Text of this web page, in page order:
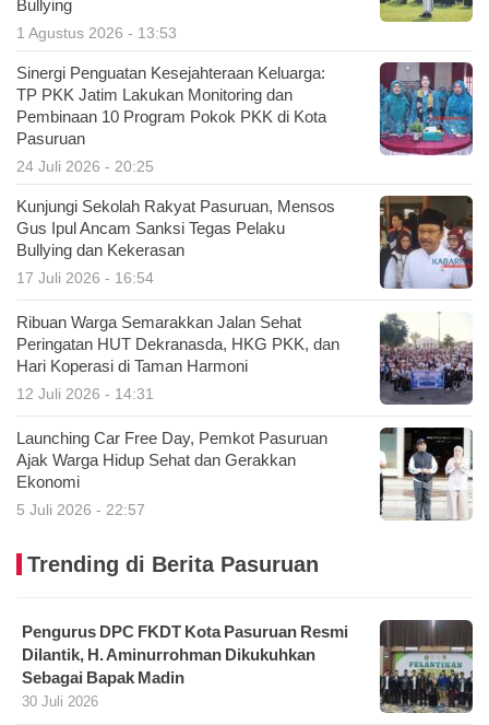
Bullying
1 Agustus 2026 - 13:53
Sinergi Penguatan Kesejahteraan Keluarga:
TP PKK Jatim Lakukan Monitoring dan
Pembinaan 10 Program Pokok PKK di Kota
Pasuruan
24 Juli 2026 - 20:25
Kunjungi Sekolah Rakyat Pasuruan, Mensos
Gus Ipul Ancam Sanksi Tegas Pelaku
Bullying dan Kekerasan
17 Juli 2026 - 16:54
Ribuan Warga Semarakkan Jalan Sehat
Peringatan HUT Dekranasda, HKG PKK, dan
Hari Koperasi di Taman Harmoni
12 Juli 2026 - 14:31
Launching Car Free Day, Pemkot Pasuruan
Ajak Warga Hidup Sehat dan Gerakkan
Ekonomi
5 Juli 2026 - 22:57
Trending di Berita Pasuruan
Pengurus DPC FKDT Kota Pasuruan Resmi
Dilantik, H. Aminurrohman Dikukuhkan
Sebagai Bapak Madin
30 Juli 2026